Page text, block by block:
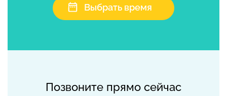
Позвоните прямо сейчас
Выбрать время